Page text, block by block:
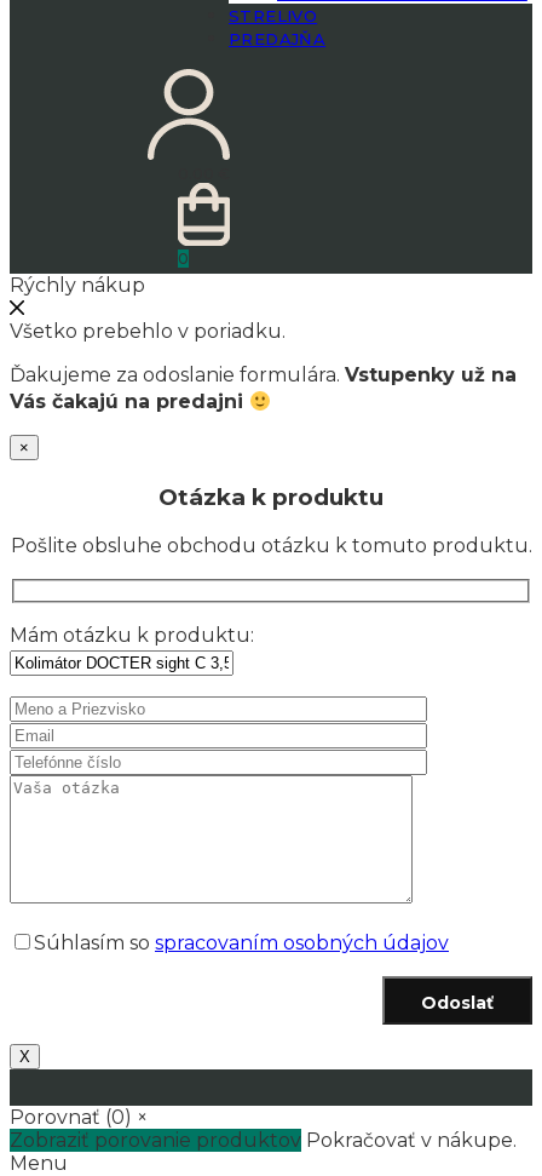
STRELIVO
PREDAJŇA
0
Rýchly nákup
Všetko prebehlo v poriadku.
Ďakujeme za odoslanie formulára. Vstupenky už na
Vás čakajú na predajni
×
Otázka k produktu
Pošlite obsluhe obchodu otázku k tomuto produktu.
Mám otázku k produktu:
Súhlasím so spracovaním osobných údajov
Odoslať
X
Porovnať (0) ×
Zobraziť porovanie produktov Pokračovať v nákupe.
Menu